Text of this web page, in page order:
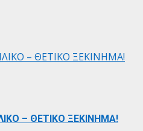
– ΘΕΤΙΚΟ ΞΕΚΙΝΗΜΑ!
– ΘΕΤΙΚΟ ΞΕΚΙΝΗΜΑ!